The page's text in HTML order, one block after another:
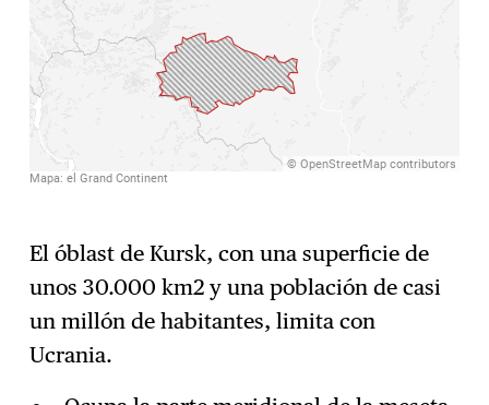
El óblast de Kursk, con una superficie de
unos 30.000 km2 y una población de casi
un millón de habitantes, limita con
Ucrania.